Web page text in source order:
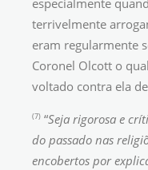
especialmente
terrivelmente
eram regularmente
Coronel Olcott o
voltado contra ela
(7) “Seja rigorosa e
do passado nas
encobertos por